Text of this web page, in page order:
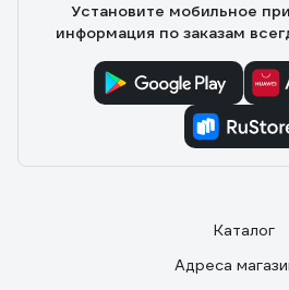
Установите мобильное
информация по заказам
Каталог
Адреса